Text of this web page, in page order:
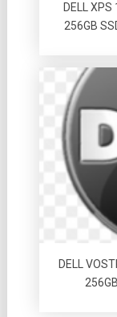
DELL
256GB
DELL